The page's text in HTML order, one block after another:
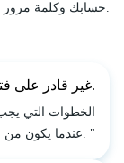
حسابك وكلمة مرور الهاتف.
غير قادر على فتح المركز.
InstaForex عندما يكون من المستحيل فتح موقف (أمر). "